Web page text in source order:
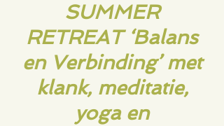
SUMMER
RETREAT ‘Balans
en Verbinding’ met
klank, meditatie,
yoga en